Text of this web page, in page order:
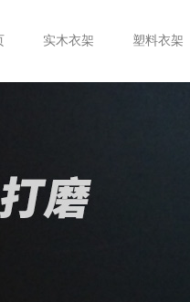
实木衣架 塑料衣架